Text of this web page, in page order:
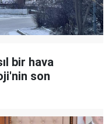
bir hava
son